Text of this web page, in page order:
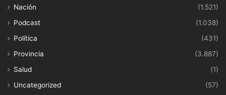
Nación
(1.521)
Podcast
(1.038)
Política
(431)
Provincia
(3.887)
Salud
(1)
Uncategorized
(57)